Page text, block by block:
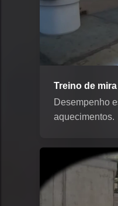
Treino de mira
Desempenho
aquecimentos.